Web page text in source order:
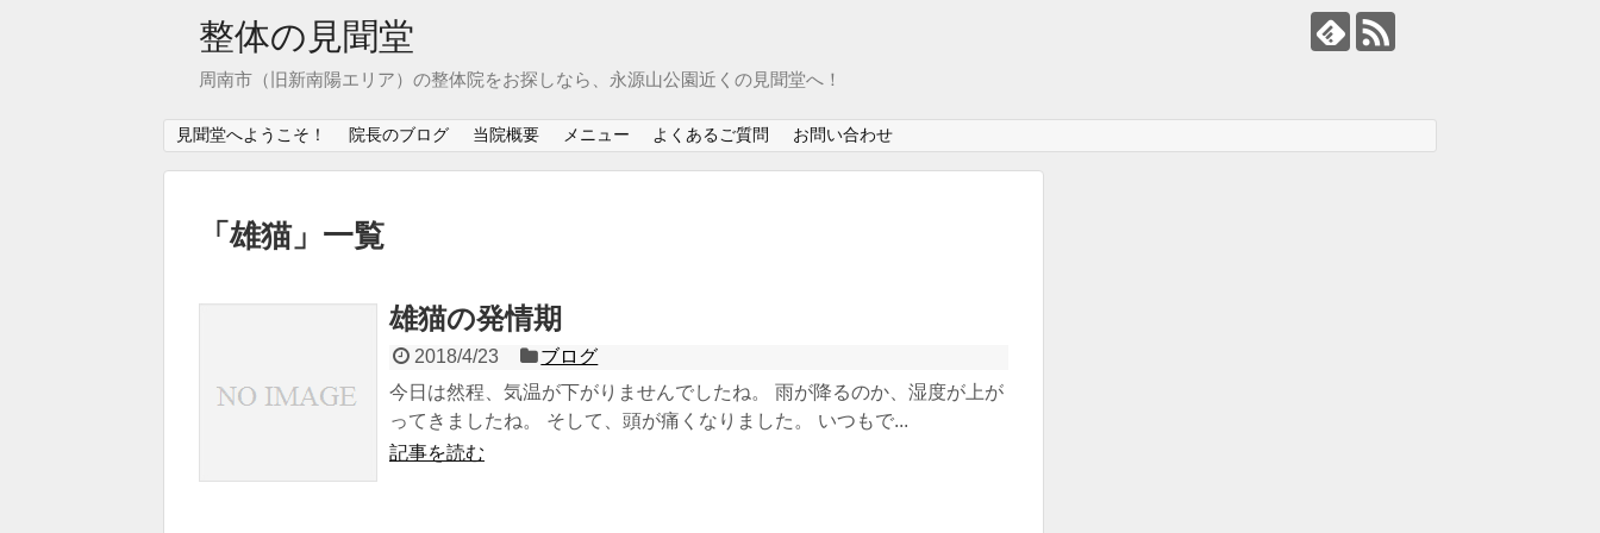
整体の見聞堂
周南市（旧新南陽エリア）の整体院をお探しなら、永源山公園近くの見聞堂へ！
見聞堂へようこそ！ 院長のブログ 当院概要 メニュー よくあるご質問 お問い合わせ
「雄猫」 一覧
雄猫の発情期
2018/4/23
ブログ
今日は然程、気温が下がりませんでしたね。 雨が降るのか、湿度が上が
ってきましたね。 そして、頭が痛くなりました。 いつもで...
記事を読む